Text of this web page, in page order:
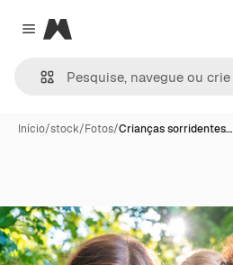
Close menu
Magnific
Início/stock/Fotos/Crianças sorridentes…